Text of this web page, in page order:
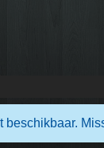
beschikbaar.